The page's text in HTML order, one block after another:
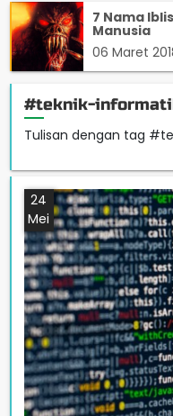
7 Nama
Manusia
06 Maret
#teknik-
Tulisan dengan tag
24
Mei